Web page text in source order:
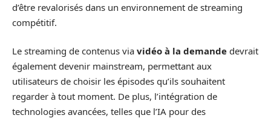
d’être revalorisés dans un environnement de streaming
compétitif.
Le streaming de contenus via vidéo à la demande devrait
également devenir mainstream, permettant aux
utilisateurs de choisir les épisodes qu’ils souhaitent
regarder à tout moment. De plus, l’intégration de
technologies avancées, telles que l’IA pour des